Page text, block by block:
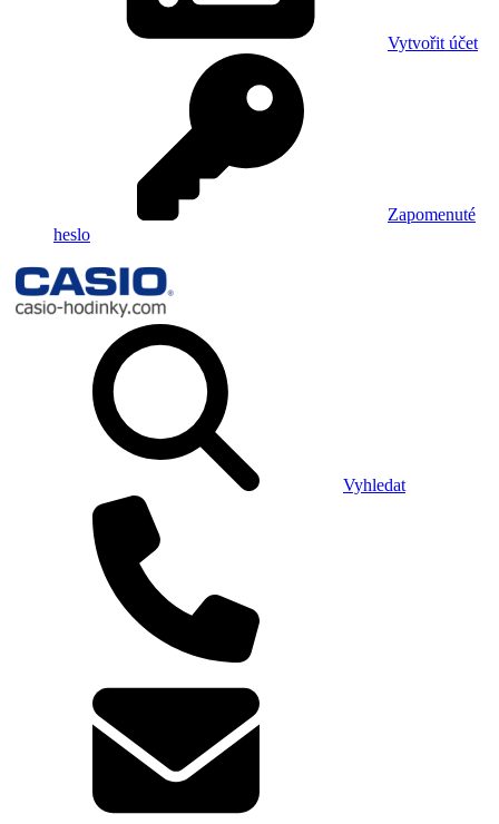
Vytvořit účet
Zapomenuté
heslo
Vyhledat